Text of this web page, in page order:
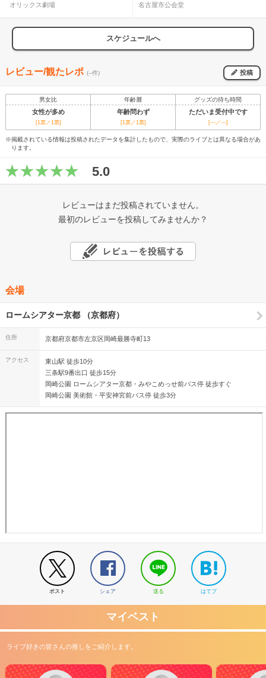
オリックス劇場
名古屋市公会堂
スケジュールへ
レビュー/観たレポ (--件) 投稿
男女比 年齢層 グッズの待ち時間
女性が多め 年齢問わず ただいま受付中です
[1票／1票] [1票／1票] [---／---]
※掲載されている情報は投稿されたデータを集計したもので、実際のライブとは異なる場合があ
ります。
5.0
レビューはまだ投稿されていません。
最初のレビューを投稿してみませんか？
会場
ロームシアター京都 （京都府）
住所 京都府京都市左京区岡崎最勝寺町13
アクセス
東山駅 徒歩10分
三条駅9番出口 徒歩15分
岡崎公園 ロームシアター京都・みやこめっせ前バス停 徒歩すぐ
岡崎公園 美術館・平安神宮前バス停 徒歩3分
ポスト シェア 送る はてブ
マイベスト
ライブ好きの皆さんの推しをご紹介します。